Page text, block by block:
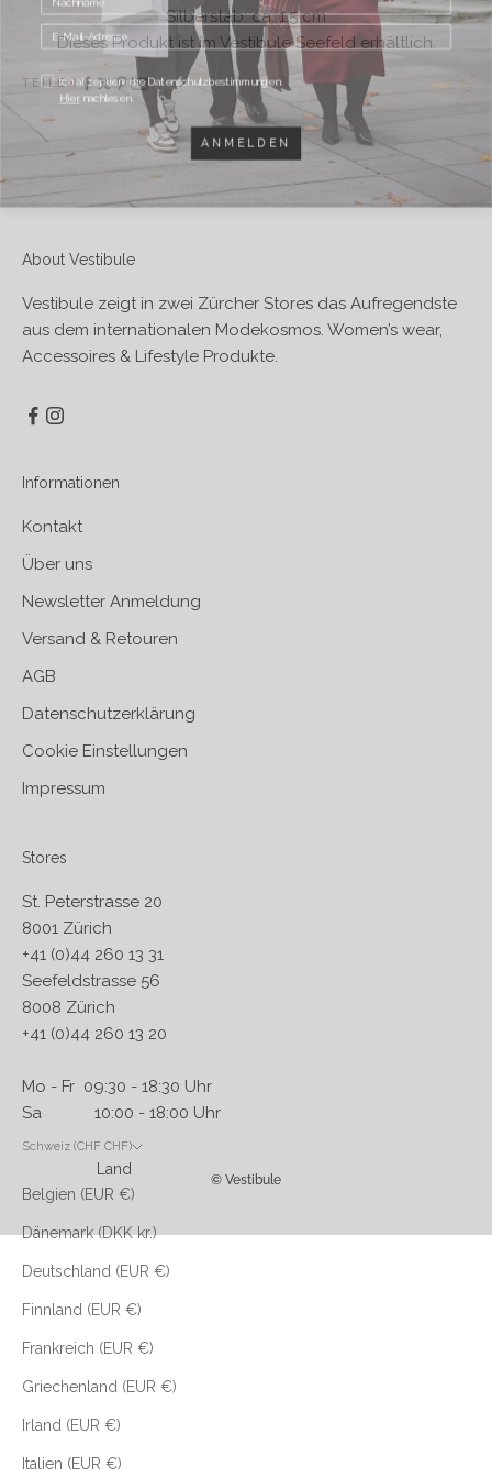
Silberstab: ca. 1.5 cm
Dieses Produkt ist im Vestibule Seefeld erhältlich.
TEILEN
About Vestibule
Vestibule zeigt in zwei Zürcher Stores das Aufregendste
aus dem internationalen Modekosmos. Women’s wear,
Accessoires & Lifestyle Produkte.
Informationen
Kontakt
Über uns
Newsletter Anmeldung
Versand & Retouren
AGB
Datenschutzerklärung
Cookie Einstellungen
Impressum
Stores
St. Peterstrasse 20
8001 Zürich
+41 (0)44 260 13 31
Seefeldstrasse 56
8008 Zürich
+41 (0)44 260 13 20
Mo - Fr 09:30 - 18:30 Uhr
Sa 10:00 - 18:00 Uhr
Schweiz (CHF CHF)
Land
Belgien (EUR €)
Dänemark (DKK kr.)
Deutschland (EUR €)
Finnland (EUR €)
Frankreich (EUR €)
Griechenland (EUR €)
Irland (EUR €)
Italien (EUR €)
© Vestibule
Ich akzeptiere die Datenschutzbestimmungen.
Hier nachlesen
ANMELDEN